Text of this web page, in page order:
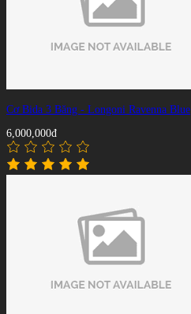
Cơ Bida 3 Băng - Longoni Ravenna Blue
6,000,000đ